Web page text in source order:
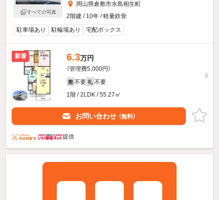
すべての写真
岡山県倉敷市水島相生町
2階建 / 10年 / 軽量鉄骨
駐車場あり
駐輪場あり 宅配ボックス
新着 6.3万円
（管理費5,000円）
敷 不要 礼 不要
1階 / 2LDK / 55.27㎡
お問い合わせ （無料）
提供